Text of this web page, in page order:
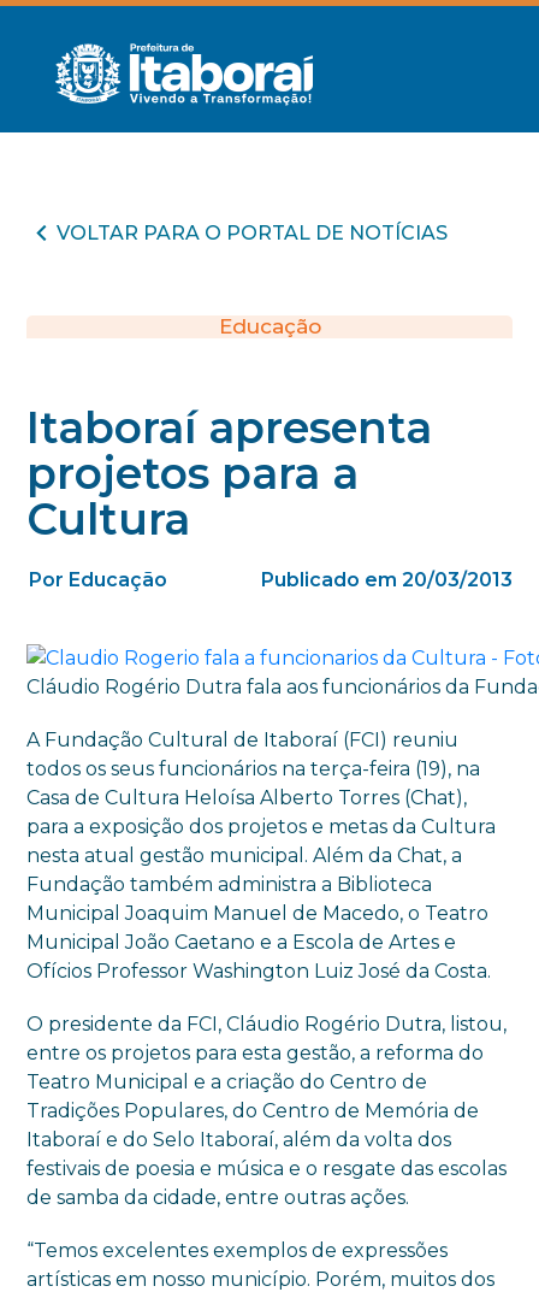
VOLTAR PARA O PORTAL DE NOTÍCIAS
Educação
Itaboraí apresenta
projetos para a
Cultura
Por Educação Publicado em 20/03/2013
Cláudio Rogério Dutra fala aos funcionários da
A Fundação Cultural de Itaboraí (FCI) reuniu
todos os seus funcionários na terça-feira (19), na
Casa de Cultura Heloísa Alberto Torres (Chat),
para a exposição dos projetos e metas da Cultura
nesta atual gestão municipal. Além da Chat, a
Fundação também administra a Biblioteca
Municipal Joaquim Manuel de Macedo, o Teatro
Municipal João Caetano e a Escola de Artes e
Ofícios Professor Washington Luiz José da Costa.
O presidente da FCI, Cláudio Rogério Dutra, listou,
entre os projetos para esta gestão, a reforma do
Teatro Municipal e a criação do Centro de
Tradições Populares, do Centro de Memória de
Itaboraí e do Selo Itaboraí, além da volta dos
festivais de poesia e música e o resgate das escolas
de samba da cidade, entre outras ações.
“Temos excelentes exemplos de expressões
artísticas em nosso município. Porém, muitos dos